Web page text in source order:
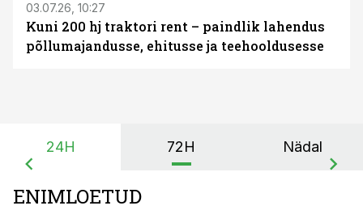
03.07.26, 10:27
Kuni 200 hj traktori rent – paindlik lahendus
põllumajandusse, ehitusse ja teehooldusesse
24H 72H Nädal
ENIMLOETUD